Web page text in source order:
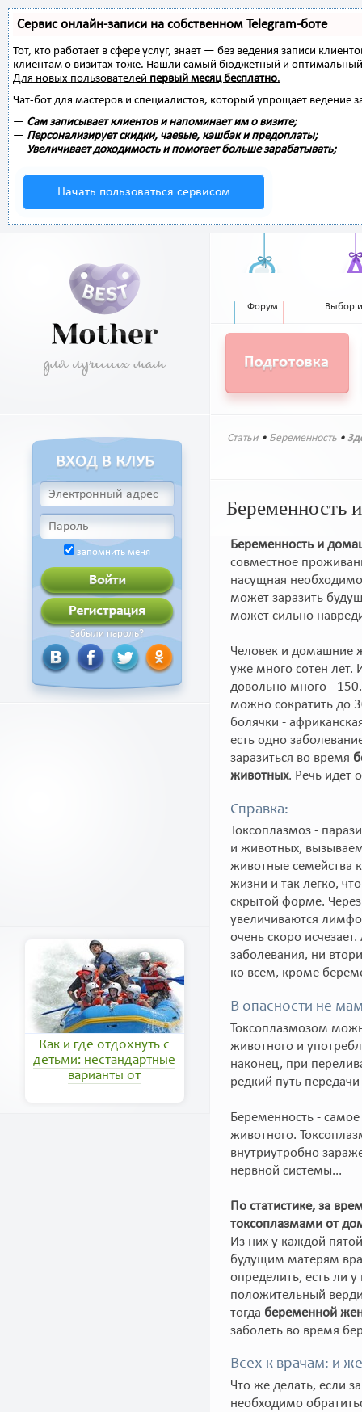
Сервис онлайн-записи на собственном Telegram-боте
Тот, кто работает в сфере услуг, знает — без ведения записи
клиентам о визитах тоже. Нашли самый бюджетный и
Для новых пользователей первый месяц бесплатно.
Чат-бот для мастеров и специалистов, который упрощает ведение
— Сам записывает клиентов и напоминает им о визите;
— Персонализирует скидки, чаевые, кэшбэк и предоплаты;
— Увеличивает доходимость и помогает больше зарабатывать;
Начать пользоваться сервисом
запомнить меня
Забыли пароль?
Как и где отдохнуть с
детьми: нестандартные
варианты от
Форум Выбор
Статьи • Беременность •
Беременность
Беременность и
совместное
насущная
может заразить
может сильно
Человек и домашние
уже много сотен лет.
довольно много -
можно сократить до
болячки -
есть одно
заразиться во время
животных. Речь идет
Справка:
Токсоплазмоз -
и животных,
животные семейства
жизни и так легко,
скрытой форме.
увеличиваются
очень скоро
заболевания, ни
ко всем, кроме
В опасности не
Токсоплазмозом
животного и
наконец, при
редкий путь
Беременность -
животного.
внутриутробно
нервной системы...
По статистике, за
токсоплазмами от
Из них у каждой
будущим матерям
определить, есть ли
положительный
тогда беременной
заболеть во время
Всех к врачам: и
Что же делать, если
необходимо